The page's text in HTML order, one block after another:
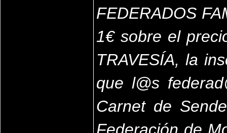
FEDERADOS
1€ sobre el
TRAVESÍA, la
que l@s
Carnet de